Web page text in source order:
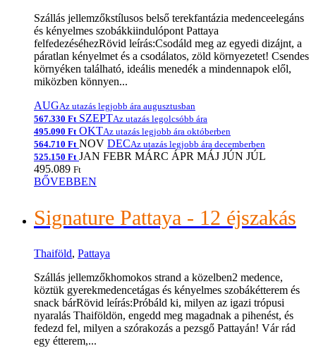
Szállás jellemzőkstílusos belső terekfantázia medenceelegáns
és kényelmes szobákkiindulópont Pattaya
felfedezéséhezRövid leírás:Csodáld meg az egyedi dizájnt, a
páratlan kényelmet és a csodálatos, zöld környezetet! Csendes
környéken található, ideális menedék a mindennapok elől,
miközben könnyen...
AUGAz utazás legjobb ára augusztusban
567.330 Ft SZEPTAz utazás legolcsóbb ára
495.090 Ft OKTAz utazás legjobb ára októberben
564.710 Ft NOV DECAz utazás legjobb ára decemberben
525.150 Ft JAN FEBR MÁRC ÁPR MÁJ JÚN JÚL
495.089 Ft
BŐVEBBEN
Signature Pattaya - 12 éjszakás
Thaiföld, Pattaya
Szállás jellemzőkhomokos strand a közelben2 medence,
köztük gyerekmedencetágas és kényelmes szobákétterem és
snack bárRövid leírás:Próbáld ki, milyen az igazi trópusi
nyaralás Thaiföldön, engedd meg magadnak a pihenést, és
fedezd fel, milyen a szórakozás a pezsgő Pattayán! Vár rád
egy étterem,...